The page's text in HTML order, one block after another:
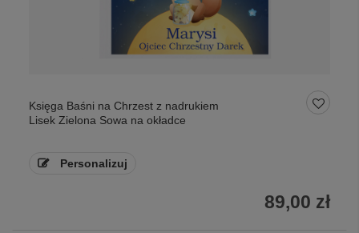
Księga Baśni na Chrzest z nadrukiem
Lisek Zielona Sowa na okładce
Personalizuj
89,00 zł